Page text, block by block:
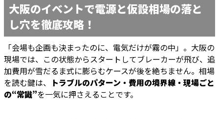
大阪のイベントで電源と仮設相場の落と
し穴を徹底攻略！
「会場も企画も決まったのに、電気だけが霧の中」。大阪の
現場では、この状態からスタートしてブレーカーが飛び、追
加費用が雪だるま式に膨らむケースが後を絶ちません。相場
を読む鍵は、 トラブルのパターン・費用の境界線・現場ごと
の“常識”を一気に押さえることです。